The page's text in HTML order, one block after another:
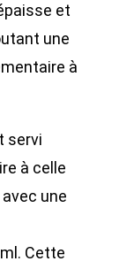
et
une
à
servi
à celle
une
Cette